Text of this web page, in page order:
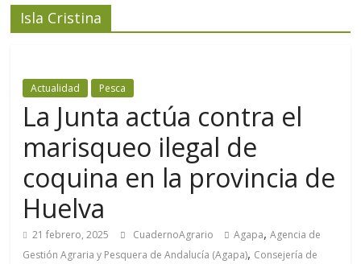
seguridad y la transparencia del sector
ASAJA Almería: las primeras recolecciones de almendra
Isla Cristina
Actualidad Pesca
La Junta actúa contra el
marisqueo ilegal de
coquina en la provincia de
Huelva
21 febrero, 2025 CuadernoAgrario Agapa,Agencia de
Gestión Agraria y Pesquera de Andalucía (Agapa), Consejería de